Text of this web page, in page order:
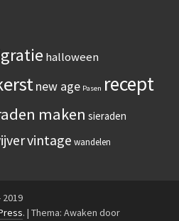
halloween
new age Pasen recept
maken sieraden
vintage wandelen
. | Thema: Awaken door